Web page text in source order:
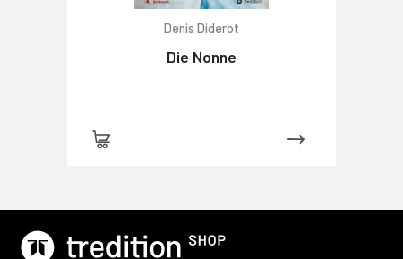
Denis Diderot
Die Nonne